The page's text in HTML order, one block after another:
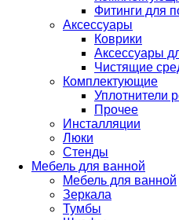
Фитинги для
Аксессуары
Коврики
Аксессуары
Чистящие
Комплектующие
Уплотнители
Прочее
Инсталляции
Люки
Стенды
Мебель для ванной
Мебель для ванной
Зеркала
Тумбы